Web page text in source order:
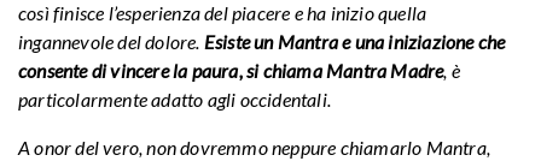
così finisce l’esperienza del piacere e ha inizio quella
ingannevole del dolore. Esiste un Mantra e una iniziazione che
consente di vincere la paura, si chiama Mantra Madre, è
particolarmente adatto agli occidentali.
A onor del vero, non dovremmo neppure chiamarlo Mantra,